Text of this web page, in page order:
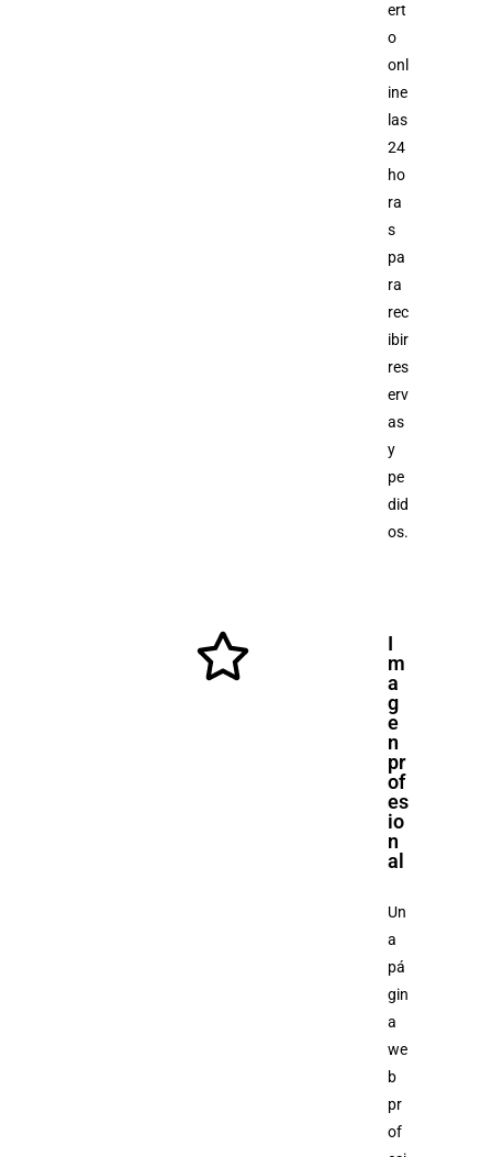
ert
o
onl
ine
las
24
ho
ra
s
pa
ra
rec
ibir
res
erv
as
y
pe
did
os.
I
m
a
g
e
n
pr
of
es
io
n
al
Un
a
pá
gin
a
we
b
pr
of